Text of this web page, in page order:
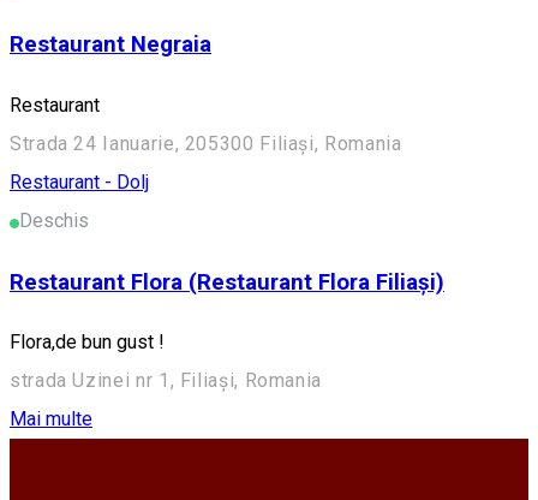
Restaurant Negraia
Restaurant
Strada 24 Ianuarie, 205300 Filiași, Romania
Restaurant - Dolj
Deschis
Restaurant Flora (Restaurant Flora Filiași)
Flora,de bun gust !
strada Uzinei nr 1, Filiași, Romania
Mai multe